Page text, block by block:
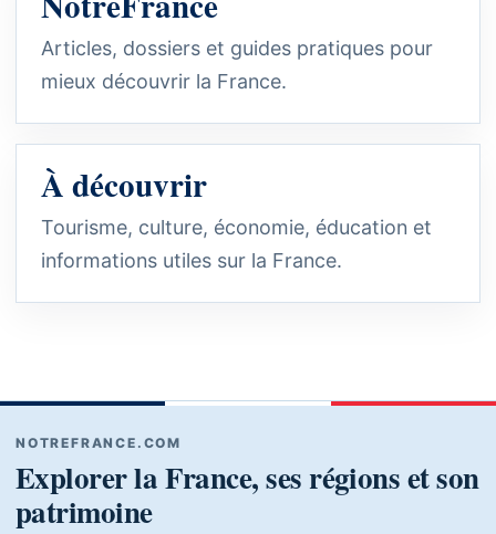
Articles, dossiers et guides pratiques pour
mieux découvrir la France.
À découvrir
Tourisme, culture, économie, éducation et
informations utiles sur la France.
NOTREFRANCE.COM
Explorer la France, ses régions et son
patrimoine